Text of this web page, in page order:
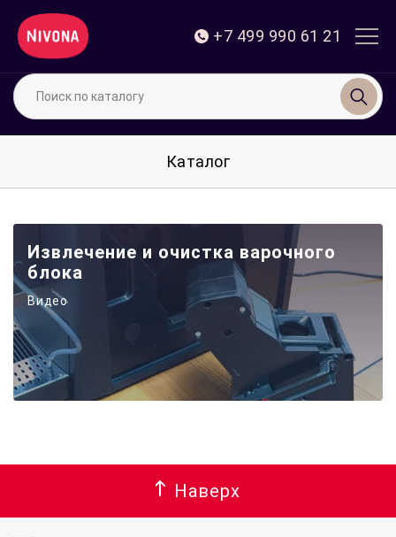
+7 499 990 61 21
Поиск по каталогу
Каталог
Извлечение и очистка варочного
блока
Видео
Наверх